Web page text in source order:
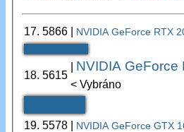
17. 5866 NVIDIA GeForce RTX
18. 5615
NVIDIA GeForce
< Vybráno
19. 5578 NVIDIA GeForce GTX